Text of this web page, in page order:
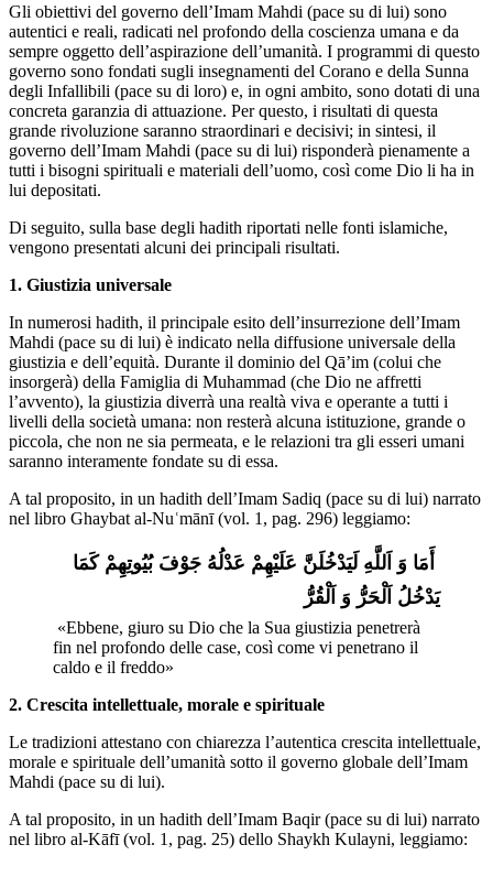
Gli obiettivi del governo dell’Imam Mahdi (pace su di lui) sono
autentici e reali, radicati nel profondo della coscienza umana e da
sempre oggetto dell’aspirazione dell’umanità. I programmi di questo
governo sono fondati sugli insegnamenti del Corano e della Sunna
degli Infallibili (pace su di loro) e, in ogni ambito, sono dotati di una
concreta garanzia di attuazione. Per questo, i risultati di questa
grande rivoluzione saranno straordinari e decisivi; in sintesi, il
governo dell’Imam Mahdi (pace su di lui) risponderà pienamente a
tutti i bisogni spirituali e materiali dell’uomo, così come Dio li ha in
lui depositati.
Di seguito, sulla base degli hadith riportati nelle fonti islamiche,
vengono presentati alcuni dei principali risultati.
1. Giustizia universale
In numerosi hadith, il principale esito dell’insurrezione dell’Imam
Mahdi (pace su di lui) è indicato nella diffusione universale della
giustizia e dell’equità. Durante il dominio del Qā’im (colui che
insorgerà) della Famiglia di Muhammad (che Dio ne affretti
l’avvento), la giustizia diverrà una realtà viva e operante a tutti i
livelli della società umana: non resterà alcuna istituzione, grande o
piccola, che non ne sia permeata, e le relazioni tra gli esseri umani
saranno interamente fondate su di essa.
A tal proposito, in un hadith dell’Imam Sadiq (pace su di lui) narrato
nel libro Ghaybat al-Nuʿmānī (vol. 1, pag. 296) leggiamo:
یَدْخُلُ اَلْحَرُّ وَ اَلْقُرُّ
fin nel profondo delle case, così come vi penetrano il
caldo e il freddo»
2. Crescita intellettuale, morale e spirituale
Le tradizioni attestano con chiarezza l’autentica crescita intellettuale,
morale e spirituale dell’umanità sotto il governo globale dell’Imam
Mahdi (pace su di lui).
A tal proposito, in un hadith dell’Imam Baqir (pace su di lui) narrato
nel libro al-Kāfī (vol. 1, pag. 25) dello Shaykh Kulayni, leggiamo: